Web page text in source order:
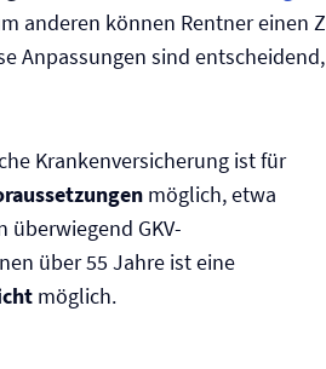
anderen können Rentner einen
Anpassungen sind
Kranken­versicherung ist für
möglich, etwa
überwiegend GKV-
über 55 Jahre ist eine
möglich.